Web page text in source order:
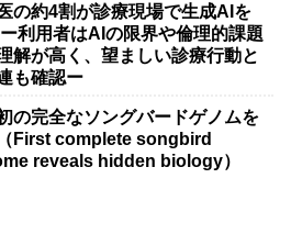
の約4割が診療現場で生成AIを
利用者はAIの限界や倫理的課題
解が高く、望ましい診療行動と
も確認ー
の完全なソングバードゲノムを
First complete songbird
reveals hidden biology）